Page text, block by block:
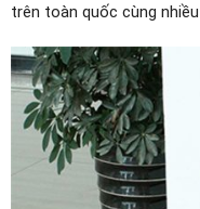
trên toàn quốc cùng